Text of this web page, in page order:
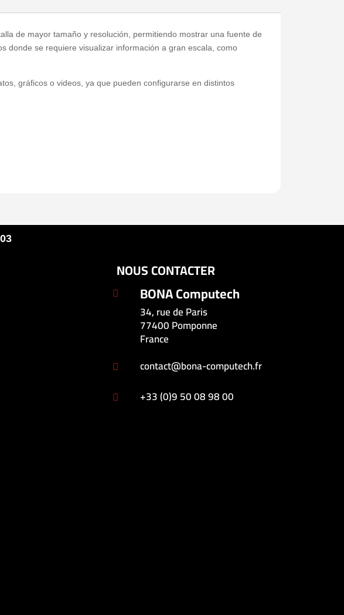
de mayor tamaño y resolución, permitiendo mostrar una fuente de
donde se requiere visualizar información a gran escala, como
gráficos o videos, ya que pueden configurarse en distintos
NOUS CONTACTER
 BONA Computech
34, rue de Paris
77400 Pomponne
France
 contact@bona-computech.fr
 +33 (0)9 50 08 98 00